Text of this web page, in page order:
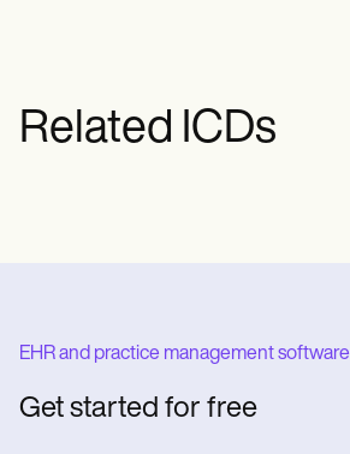
Related ICDs
EHR and practice management software
Get started for free